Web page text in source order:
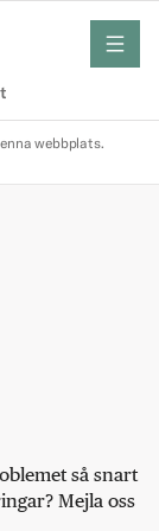
meny
webbplats.
så snart
Mejla oss